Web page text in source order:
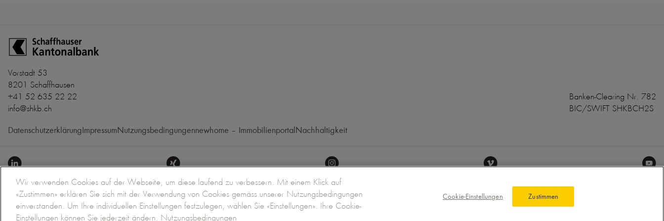
Vorstadt 53
8201 Schaffhausen
+41 52 635 22 22
info@shkb.ch
Banken-Clearing Nr. 782
BIC/SWIFT SHKBCH2S
DatenschutzerklärungImpressumNutzungsbedingungennewhome – Immobilienportal Nachhaltigkeit
Kontakt
Wir verwenden Cookies auf der Webseite, um diese laufend zu verbessern. Mit einem Klick auf
«Zustimmen» erklären Sie sich mit der Verwendung von Cookies gemäss unserer Nutzungsbedingungen
einverstanden. Um Ihre individuellen Einstellungen festzulegen, wählen Sie «Einstellungen». Ihre Cookie-
Einstellungen können Sie jederzeit ändern. Nutzungsbedingungen
Cookie-Einstellungen Zustimmen